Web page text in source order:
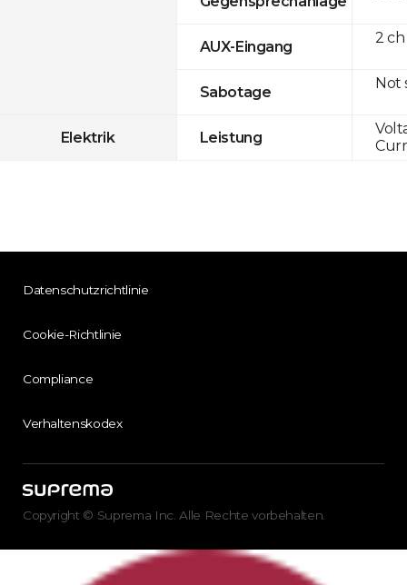
AUX-Eingang
Sabotage
Elektrik Leistung
2
Not
Datenschutzrichtlinie
Cookie-Richtlinie
Compliance
Verhaltenskodex
Copyright © Suprema Inc. Alle Rechte vorbehalten.